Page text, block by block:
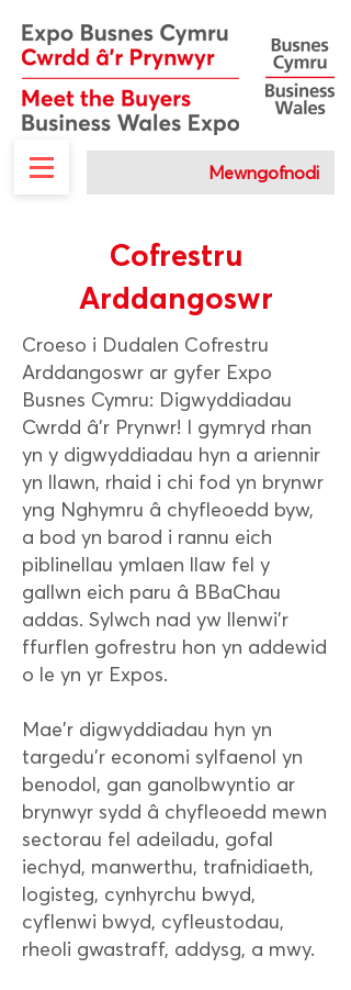
Mewngofnodi
Cofrestru
Arddangoswr
Croeso i Dudalen Cofrestru
Arddangoswr ar gyfer Expo
Busnes Cymru: Digwyddiadau
Cwrdd â'r Prynwr! I gymryd rhan
yn y digwyddiadau hyn a ariennir
yn llawn, rhaid i chi fod yn brynwr
yng Nghymru â chyfleoedd byw,
a bod yn barod i rannu eich
piblinellau ymlaen llaw fel y
gallwn eich paru â BBaChau
addas. Sylwch nad yw llenwi'r
ffurflen gofrestru hon yn addewid
o le yn yr Expos.
Mae'r digwyddiadau hyn yn
targedu'r economi sylfaenol yn
benodol, gan ganolbwyntio ar
brynwyr sydd â chyfleoedd mewn
sectorau fel adeiladu, gofal
iechyd, manwerthu, trafnidiaeth,
logisteg, cynhyrchu bwyd,
cyflenwi bwyd, cyfleustodau,
rheoli gwastraff, addysg, a mwy.